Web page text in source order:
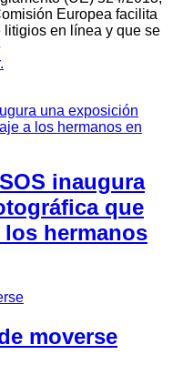
Europea facilita
en línea y que se
inaugura
que
hermanos
moverse